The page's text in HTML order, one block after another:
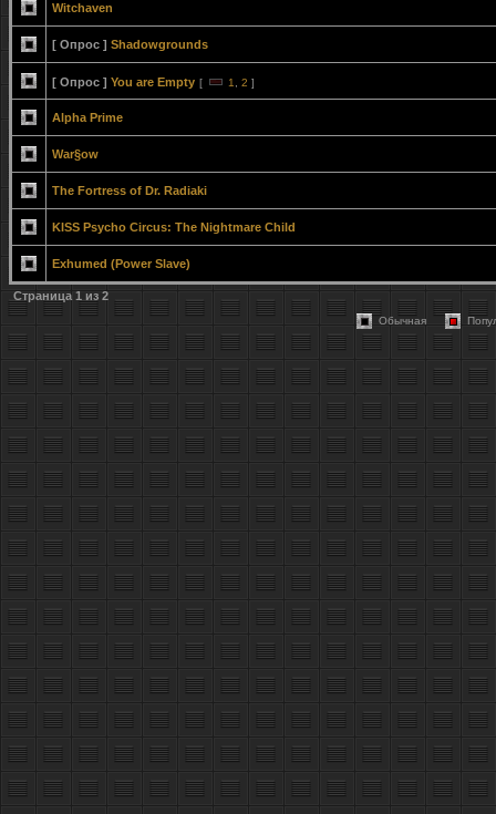
Witchaven
[ Опрос ] Shadowgrounds
[ Опрос ] You are Empty [ 1 2 ]
Alpha Prime
War§ow
The Fortress of Dr. Radiaki
KISS Psycho Circus: The Nightmare Child
Exhumed (Power Slave)
Страница 1 из 2
Обычная